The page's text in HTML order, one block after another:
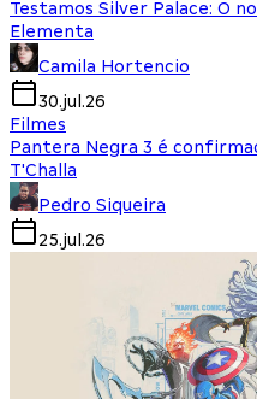
Testamos Silver Palace: O
Elementa
Camila Hortencio
30.jul.26
Filmes
Pantera Negra 3 é
T'Challa
Pedro Siqueira
25.jul.26